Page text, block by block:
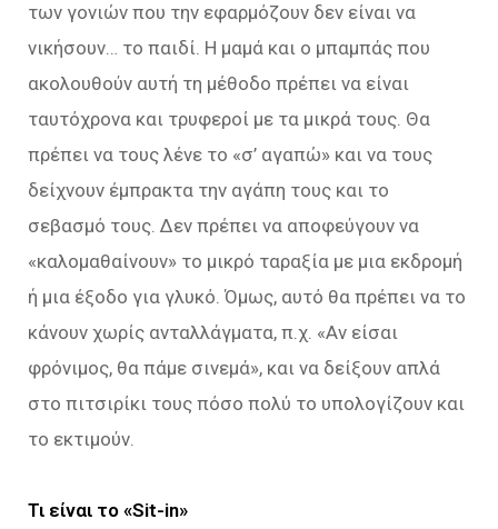
των γονιών που την εφαρμόζουν δεν είναι να
νικήσουν… το παιδί. Η μαμά και ο μπαμπάς που
ακολουθούν αυτή τη μέθοδο πρέπει να είναι
ταυτόχρονα και τρυφεροί με τα μικρά τους. Θα
πρέπει να τους λένε το «σ’ αγαπώ» και να τους
δείχνουν έμπρακτα την αγάπη τους και το
σεβασμό τους. Δεν πρέπει να αποφεύγουν να
«καλομαθαίνουν» το μικρό ταραξία με μια εκδρομή
ή μια έξοδο για γλυκό. Όμως, αυτό θα πρέπει να το
κάνουν χωρίς ανταλλάγματα, π.χ. «Αν είσαι
φρόνιμος, θα πάμε σινεμά», και να δείξουν απλά
στο πιτσιρίκι τους πόσο πολύ το υπολογίζουν και
το εκτιμούν.
Τι είναι το «Sit-in»